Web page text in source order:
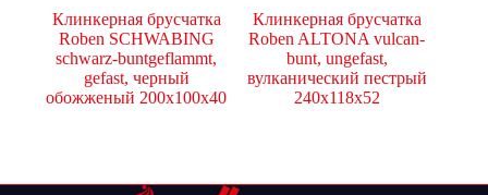
Клинкерная брусчатка
Roben SCHWABING
schwarz-buntgeflammt,
gefast, черный
обожженый 200x100x40
Клинкерная брусчатка
Roben ALTONA vulcan-
bunt, ungefast,
вулканический пестрый
240x118x52